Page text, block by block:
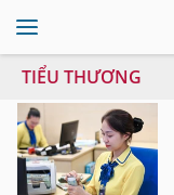
TIỂU THƯƠNG